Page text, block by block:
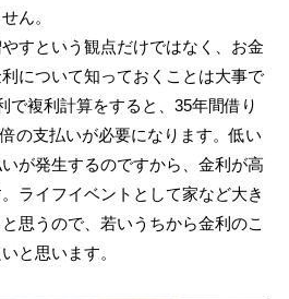
ん。
すという観点だけではなく、お金
について知っておくことは大事で
で複利計算をすると、35年間借り
の支払いが必要になります。低い
が発生するのですから、金利が高
ライフイベントとして家など大き
思うので、若いうちから金利のこ
と思います。